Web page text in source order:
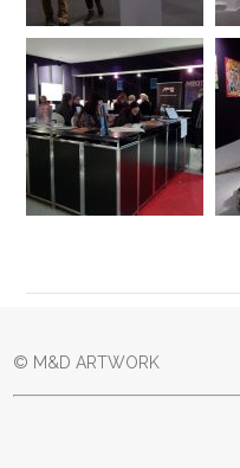
© M&D ARTWORK